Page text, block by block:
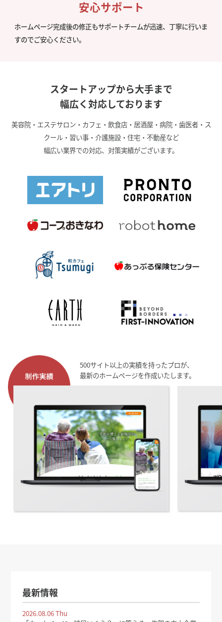
安心サポート
ホームページ完成後の修正もサポートチームが迅速、丁寧に行いま
すのでご安心ください。
スタートアップから大手まで
幅広く対応しております
美容院・エステサロン・カフェ・飲食店・居酒屋・病院・歯医者・ス
クール・習い事・介護施設・住宅・不動産など
幅広い業界での対応、対策実績がございます。
500サイト以上の実績を持ったプロが、
最新のホームページを作成いたします。
最新情報
2026.08.06 Thu